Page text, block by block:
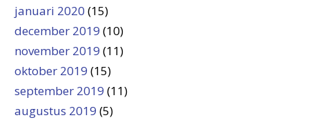
januari 2020 (15)
december 2019 (10)
november 2019 (11)
oktober 2019 (15)
september 2019 (11)
augustus 2019 (5)